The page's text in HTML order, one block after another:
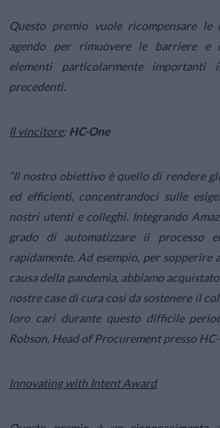
Questo premio vuole ricompensare le
agendo per rimuovere le barriere e
elementi particolarmente importanti
precedenti.
Il vincitore: HC-One
“Il nostro obiettivo è quello di rendere
ed efficienti, concentrandoci sulle
nostri utenti e colleghi. Integrando
grado di automatizzare il processo
rapidamente. Ad esempio, per sopperire
causa della pandemia, abbiamo
nostre case di cura così da sostenere il
loro cari durante questo difficile
Robson, Head of Procurement presso
Innovating with Intent Award